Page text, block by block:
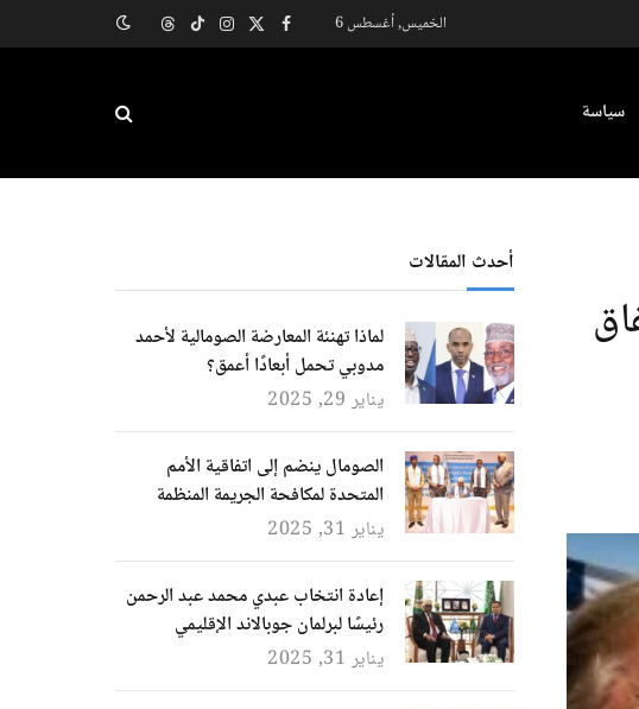
الخميس, أغسطس 6 فيسبوك
X
الانستغرام
تيكتوكThreads
سياسة
أحدث المقالات
لماذا تهنئة المعارضة الصومالية لأحمد
مدوبي تحمل أبعادًا أعمق؟
يناير 29, 2025
الصومال ينضم إلى اتفاقية الأمم
المتحدة لمكافحة الجريمة المنظمة
يناير 31, 2025
إعادة انتخاب عبدي محمد عبد الرحمن
رئيسًا لبرلمان جوبالاند الإقليمي
يناير 31, 2025